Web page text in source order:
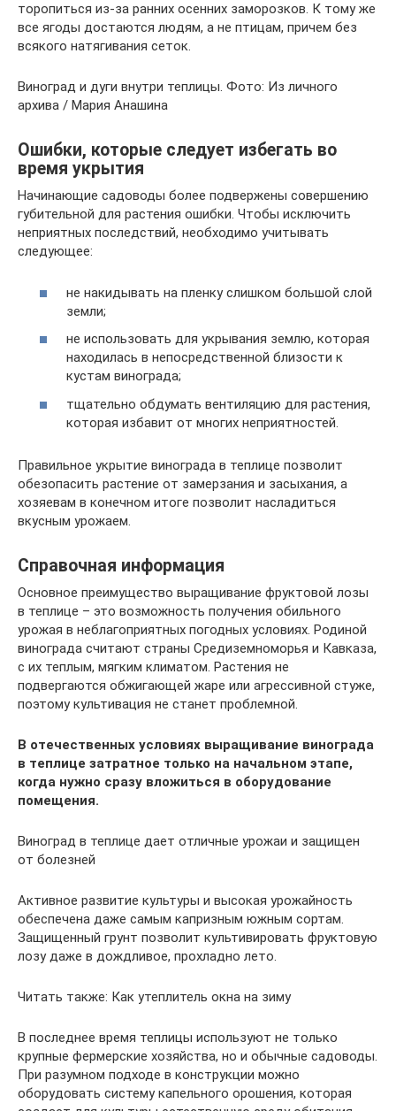
торопиться из-за ранних осенних заморозков. К тому же
все ягоды достаются людям, а не птицам, причем без
всякого натягивания сеток.
Виноград и дуги внутри теплицы. Фото: Из личного
архива / Мария Анашина
Ошибки, которые следует избегать во
время укрытия
Начинающие садоводы более подвержены совершению
губительной для растения ошибки. Чтобы исключить
неприятных последствий, необходимо учитывать
следующее:
не накидывать на пленку слишком большой слой
земли;
не использовать для укрывания землю, которая
находилась в непосредственной близости к
кустам винограда;
тщательно обдумать вентиляцию для растения,
которая избавит от многих неприятностей.
Правильное укрытие винограда в теплице позволит
обезопасить растение от замерзания и засыхания, а
хозяевам в конечном итоге позволит насладиться
вкусным урожаем.
Справочная информация
Основное преимущество выращивание фруктовой лозы
в теплице – это возможность получения обильного
урожая в неблагоприятных погодных условиях. Родиной
винограда считают страны Средиземноморья и Кавказа,
с их теплым, мягким климатом. Растения не
подвергаются обжигающей жаре или агрессивной стуже,
поэтому культивация не станет проблемной.
В отечественных условиях выращивание винограда
в теплице затратное только на начальном этапе,
когда нужно сразу вложиться в оборудование
помещения.
Виноград в теплице дает отличные урожаи и защищен
от болезней
Активное развитие культуры и высокая урожайность
обеспечена даже самым капризным южным сортам.
Защищенный грунт позволит культивировать фруктовую
лозу даже в дождливое, прохладно лето.
Читать также: Как утеплитель окна на зиму
В последнее время теплицы используют не только
крупные фермерские хозяйства, но и обычные садоводы.
При разумном подходе в конструкции можно
оборудовать систему капельного орошения, которая